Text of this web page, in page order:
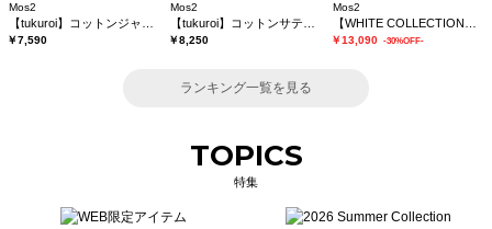
Mos2
￥7,590
Mos2
￥8,250
Mos2
￥13,090 -30%OFF-
ランキング一覧を見る
TOPICS
特集